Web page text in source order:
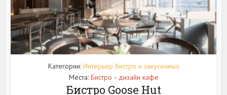
Категории: Интерьер бистро и закусочных
Места: Бистро • дизайн кафе
Бистро Goose Hut